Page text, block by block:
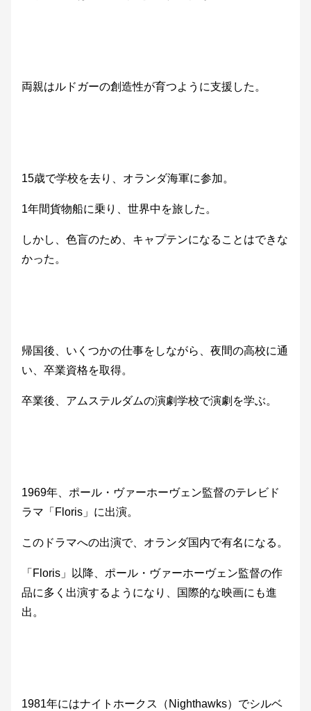
両親はルドガーの創造性が育つように支援した。
15歳で学校を去り、オランダ海軍に参加。
1年間貨物船に乗り、世界中を旅した。
しかし、色盲のため、キャプテンになることはできな
かった。
帰国後、いくつかの仕事をしながら、夜間の高校に通
い、卒業資格を取得。
卒業後、アムステルダムの演劇学校で演劇を学ぶ。
1969年、ポール・ヴァーホーヴェン監督のテレビド
ラマ「Floris」に出演。
このドラマへの出演で、オランダ国内で有名になる。
「Floris」以降、ポール・ヴァーホーヴェン監督の作
品に多く出演するようになり、国際的な映画にも進
出。
1981年にはナイトホークス（Nighthawks）でシルベ